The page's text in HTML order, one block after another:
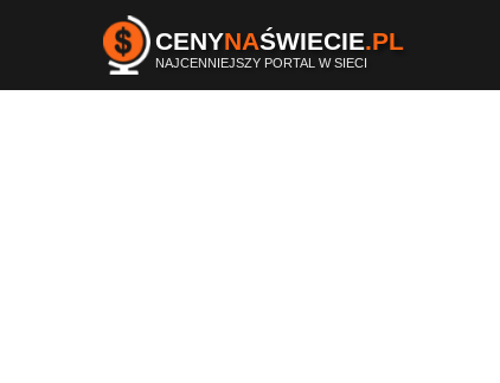
CENYNAŚWIECIE.PL
NAJCENNIEJSZY PORTAL W SIECI